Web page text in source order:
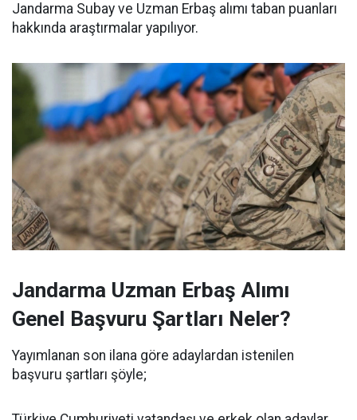
Jandarma Subay ve Uzman Erbaş alımı taban puanları
hakkında araştırmalar yapılıyor.
Jandarma Uzman Erbaş Alımı
Genel Başvuru Şartları Neler?
Yayımlanan son ilana göre adaylardan istenilen
başvuru şartları şöyle;